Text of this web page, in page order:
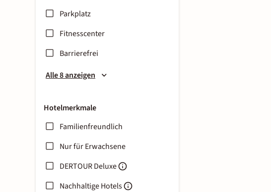
Parkplatz
Fitnesscenter
Barrierefrei
Alle 8 anzeigen
Hotelmerkmale
Familienfreundlich
Nur für Erwachsene
DERTOUR Deluxe
Nachhaltige Hotels